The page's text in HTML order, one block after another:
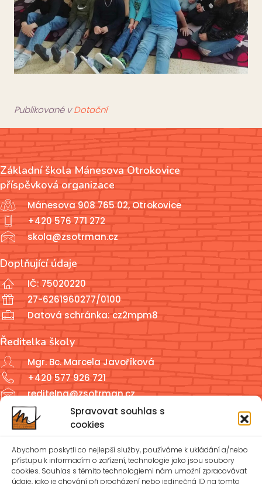
Spravovat souhlas s
cookies
Abychom poskytli co nejlepší služby, používáme k ukládání a/nebo
přístupu k informacím o zařízení, technologie jako jsou soubory
cookies. Souhlas s těmito technologiemi nám umožní zpracovávat
údaje, jako je chování při procházení nebo jedinečná ID na tomto
Publikované vDotační
Základní škola Mánesova Otrokovice
příspěvková organizace
Mánesova 908 765 02, Otrokovice
+420 576 771 272
skola@zsotrman.cz
Doplňující údaje
IČ: 75020220
27-6261960277/0100
Datová schránka: cz2mpm8
Ředitelka školy
Mgr. Bc. Marcela Javoříková
+420 577 926 721
reditelna@zsotrman.cz
Školní jídelna a školní družina
ŠD: +420 577 926 720